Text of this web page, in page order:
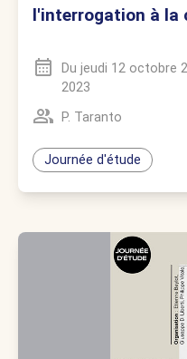
l'interrogation à la
Du jeudi 12 octobre
2023
P. Taranto
Journée d'étude